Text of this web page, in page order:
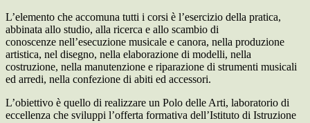
L’elemento che accomuna tutti i corsi è l’esercizio della pratica,
abbinata allo studio, alla ricerca e allo scambio di
conoscenze nell’esecuzione musicale e canora, nella produzione
artistica, nel disegno, nella elaborazione di modelli, nella
costruzione, nella manutenzione e riparazione di strumenti musicali
ed arredi, nella confezione di abiti ed accessori.
L’obiettivo è quello di realizzare un Polo delle Arti, laboratorio di
eccellenza che sviluppi l’offerta formativa dell’Istituto di Istruzione